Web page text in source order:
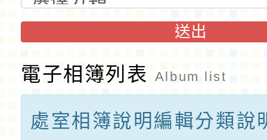
送出
電子相簿列表 Album list
處室相簿說明編輯分類說